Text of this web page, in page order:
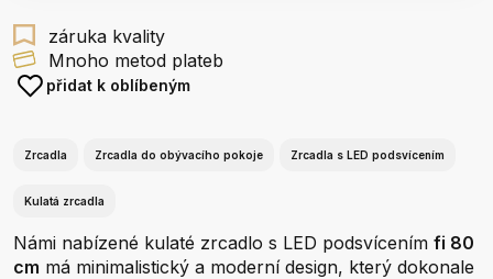
záruka kvality
Mnoho metod plateb
přidat k oblíbeným
Zrcadla Zrcadla do obývacího pokoje Zrcadla s LED podsvícením
Kulatá zrcadla
Námi nabízené kulaté zrcadlo s LED podsvícením fi 80
cm má minimalistický a moderní design, který dokonale